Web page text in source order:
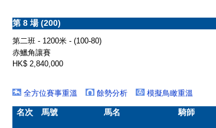
第 8 場 (200)
第二班 - 1200米 - (100-80)
赤鱲角讓賽
HK$ 2,840,000
全方位賽事重溫 餘勢分析 模擬鳥瞰重溫
名次 馬號 馬名 騎師